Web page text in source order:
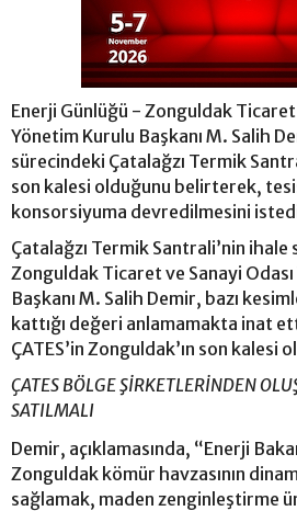
Enerji Günlüğü - Zonguldak Ticaret
Yönetim Kurulu Başkanı M. Salih
sürecindeki Çatalağzı Termik
son kalesi olduğunu belirterek,
konsorsiyuma devredilmesini
Çatalağzı Termik Santrali’nin
Zonguldak Ticaret ve Sanayi
Başkanı M. Salih Demir, bazı
kattığı değeri anlamamakta inat
ÇATES’in Zonguldak’ın son kalesi
ÇATES BÖLGE ŞİRKETLERİNDEN
SATILMALI
Demir, açıklamasında, “Enerji
Zonguldak kömür havzasının
sağlamak, maden zenginleştirme